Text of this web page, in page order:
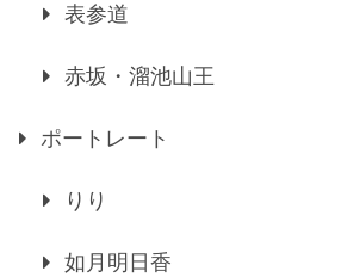
表参道
赤坂・溜池山王
ポートレート
りり
如月明日香